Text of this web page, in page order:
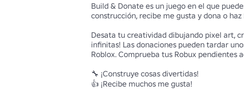
Build & Donate es un juego en el que
construcción, recibe me gusta y dona o
Desata tu creatividad dibujando pixel art,
infinitas! Las donaciones pueden tardar
Roblox. Comprueba tus Robux pendientes
🔧 ¡Construye cosas divertidas!
👍 ¡Recibe muchos me gusta!